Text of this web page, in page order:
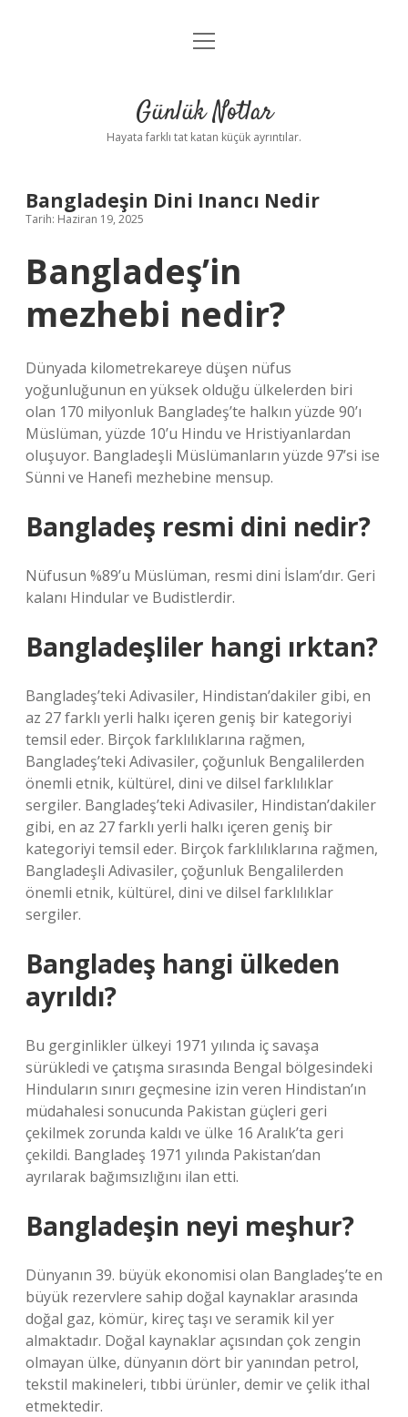
Anasayfa
Yasal Uyarı
menüyü
Günlük Notlar
Hayata farklı tat katan küçük ayrıntılar.
Bangladeşin Dini Inancı Nedir
Tarih: Haziran 19, 2025
Bangladeş’in
mezhebi nedir?
Dünyada kilometrekareye düşen nüfus
yoğunluğunun en yüksek olduğu ülkelerden biri
olan 170 milyonluk Bangladeş’te halkın yüzde 90’ı
Müslüman, yüzde 10’u Hindu ve Hristiyanlardan
oluşuyor. Bangladeşli Müslümanların yüzde 97’si ise
Sünni ve Hanefi mezhebine mensup.
Bangladeş resmi dini nedir?
Nüfusun %89’u Müslüman, resmi dini İslam’dır. Geri
kalanı Hindular ve Budistlerdir.
Bangladeşliler hangi ırktan?
Bangladeş’teki Adivasiler, Hindistan’dakiler gibi, en
az 27 farklı yerli halkı içeren geniş bir kategoriyi
temsil eder. Birçok farklılıklarına rağmen,
Bangladeş’teki Adivasiler, çoğunluk Bengalilerden
önemli etnik, kültürel, dini ve dilsel farklılıklar
sergiler. Bangladeş’teki Adivasiler, Hindistan’dakiler
gibi, en az 27 farklı yerli halkı içeren geniş bir
kategoriyi temsil eder. Birçok farklılıklarına rağmen,
Bangladeşli Adivasiler, çoğunluk Bengalilerden
önemli etnik, kültürel, dini ve dilsel farklılıklar
sergiler.
Bangladeş hangi ülkeden
ayrıldı?
Bu gerginlikler ülkeyi 1971 yılında iç savaşa
sürükledi ve çatışma sırasında Bengal bölgesindeki
Hinduların sınırı geçmesine izin veren Hindistan’ın
müdahalesi sonucunda Pakistan güçleri geri
çekilmek zorunda kaldı ve ülke 16 Aralık’ta geri
çekildi. Bangladeş 1971 yılında Pakistan’dan
ayrılarak bağımsızlığını ilan etti.
Bangladeşin neyi meşhur?
Dünyanın 39. büyük ekonomisi olan Bangladeş’te en
büyük rezervlere sahip doğal kaynaklar arasında
doğal gaz, kömür, kireç taşı ve seramik kil yer
almaktadır. Doğal kaynaklar açısından çok zengin
olmayan ülke, dünyanın dört bir yanından petrol,
tekstil makineleri, tıbbi ürünler, demir ve çelik ithal
etmektedir.